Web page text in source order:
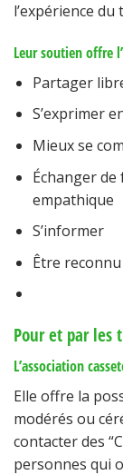
l’expérience
Leur soutien offre
Partager
S’exprimer
Mieux se
Échanger
empathique
S’informer
Être
Pour et par les
L’association
Elle offre la
modérés ou
contacter des
personnes qui